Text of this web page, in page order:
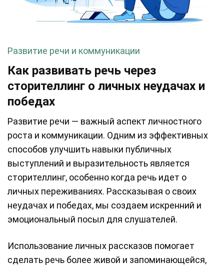
Развитие речи и коммуникации
Как развивать речь через
сторителлинг о личных неудачах и
победах
Развитие речи — важный аспект личностного
роста и коммуникации. Одним из эффективных
способов улучшить навыки публичных
выступлений и выразительность является
сторителлинг, особенно когда речь идет о
личных переживаниях. Рассказывая о своих
неудачах и победах, мы создаем искренний и
эмоциональный посыл для слушателей.
Использование личных рассказов помогает
сделать речь более живой и запоминающейся,